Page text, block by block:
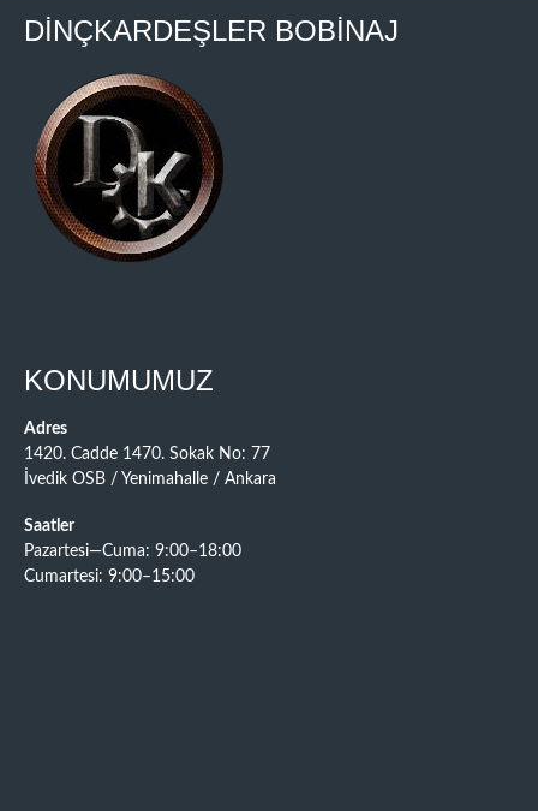
DİNÇKARDEŞLER BOBİNAJ
KONUMUMUZ
Adres
1420. Cadde 1470. Sokak No: 77
İvedik OSB / Yenimahalle / Ankara
Saatler
Pazartesi—Cuma: 9:00–18:00
Cumartesi: 9:00–15:00